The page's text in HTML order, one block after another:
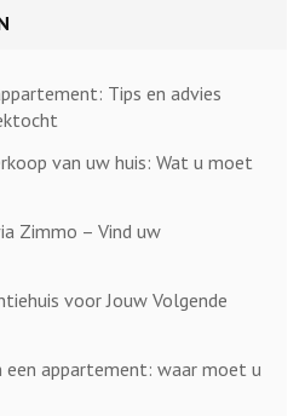
Tips en advies
van uw huis: Wat u moet
Zimmo – Vind uw
voor Jouw Volgende
een appartement: waar moet u